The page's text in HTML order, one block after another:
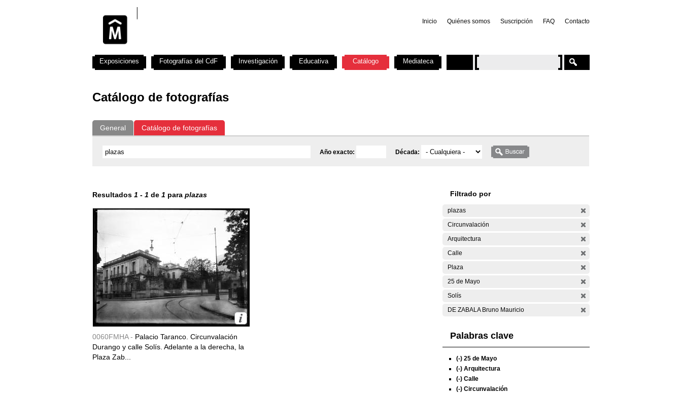
Inicio Quiénes somos Suscripción FAQ Contacto
Catálogo de fotografías
General Catálogo de fotografías
Año exacto: Década:
Resultados 1 - 1 de 1 para plazas
0060FMHA - Palacio Taranco. Circunvalación
Durango y calle Solís. Adelante a la derecha, la
Plaza Zab...
Filtrado por
plazas
Circunvalación
Arquitectura
Calle
Plaza
25 de Mayo
Solís
DE ZABALA Bruno Mauricio
Palabras clave
(-) 25 de Mayo
(-) Arquitectura
(-) Calle
(-) Circunvalación
Exposiciones Fotografías del CdF Investigación Educativa Catálogo Mediateca